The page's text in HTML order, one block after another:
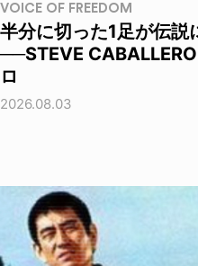
VOICE OF FREEDOM
半分に切った1足が伝説
──STEVE
ロ
2026.08.03